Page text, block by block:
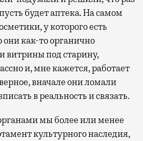
будет аптека. На самом
у которого есть
они как-то органично
витрины под старину,
и, мне кажется, работает
вначале они ломали
в реальность и связать.
мы более или менее
культурного наследия,